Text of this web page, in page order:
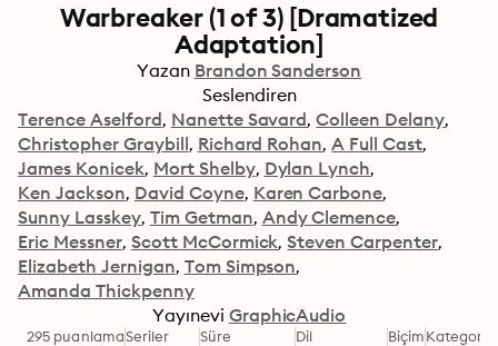
Warbreaker (1 of 3) [Dramatized
Adaptation]
Yazan Brandon Sanderson
Seslendiren
Terence Aselford Nanette Savard Colleen Delany
Christopher Graybill Richard Rohan A Full Cast
James Konicek Mort Shelby Dylan Lynch
Ken Jackson David Coyne Karen Carbone
Sunny Lasskey Tim Getman Andy Clemence
Eric Messner Scott McCormick Steven Carpenter
Elizabeth Jernigan Tom Simpson
Amanda Thickpenny
Yayınevi GraphicAudio
295 puanlamaSeriler Süre Dil BiçimKategori